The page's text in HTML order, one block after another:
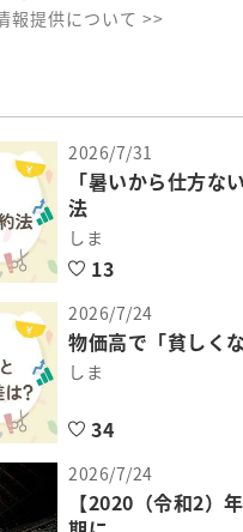
報提供について >>
2026/7/31
「暑いから仕方
法
しま
13
2026/7/24
物価高で「貧しく
しま
34
2026/7/24
【2020（令和2）